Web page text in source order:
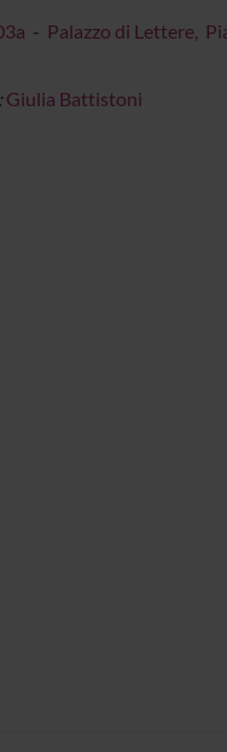
- Palazzo di Lettere,
Giulia Battistoni